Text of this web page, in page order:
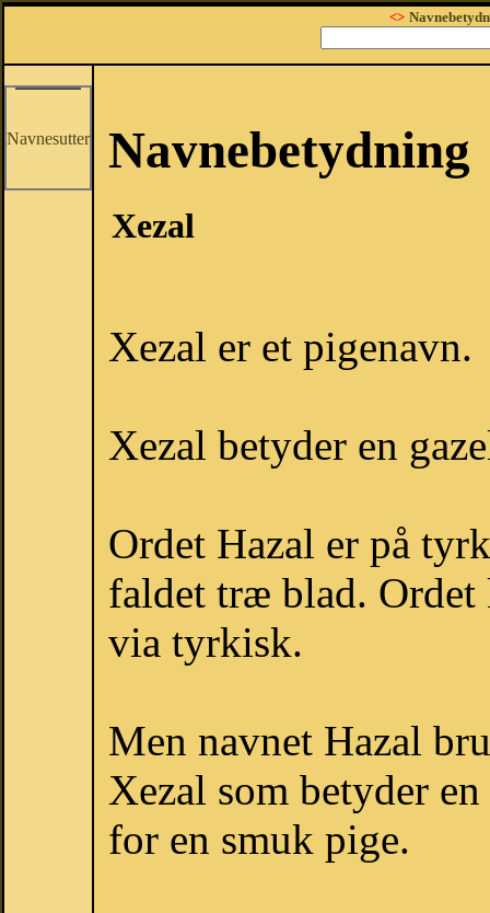
<>
Navnesutter Navnebetydning
Xezal
Xezal er et pigenavn.
Xezal betyder en
Ordet Hazal er på
faldet træ blad. Ordet
via tyrkisk.
Men navnet Hazal
Xezal som betyder
for en smuk pige.